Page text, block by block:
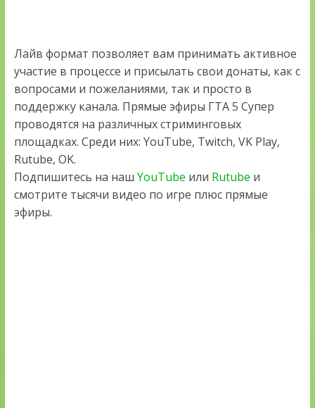
Лайв формат позволяет вам принимать активное
участие в процессе и присылать свои донаты, как с
вопросами и пожеланиями, так и просто в
поддержку канала. Прямые эфиры ГТА 5 Супер
проводятся на различных стриминговых
площадках. Среди них: YouTube, Twitch, VK Play,
Rutube, OK.
Подпишитесь на наш YouTube или Rutube и
смотрите тысячи видео по игре плюс прямые
эфиры.